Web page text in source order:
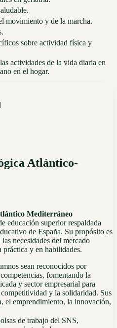
movimiento y de la marcha.
sobre actividad física y
actividades de la vida diaria en
en el hogar.
Atlántico-
Mediterráneo
educación superior respaldada
de España. Su propósito es
necesidades del mercado
y en habilidades.
sean reconocidos por
fomentando la
y sector empresarial para
y la solidaridad. Sus
el emprendimiento, la innovación,
de trabajo del SNS,